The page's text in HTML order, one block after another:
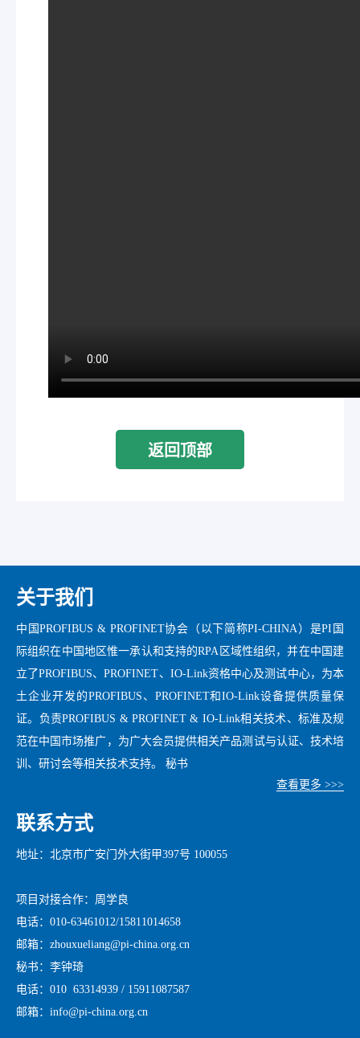
返回顶部
关于我们
中国PROFIBUS & PROFINET协会（以下简称PI-CHINA）是PI国
际组织在中国地区惟一承认和支持的RPA区域性组织，并在中国建
立了PROFIBUS、PROFINET、IO-Link资格中心及测试中心，为本
土企业开发的PROFIBUS、PROFINET和IO-Link设备提供质量保
证。负责PROFIBUS & PROFINET & IO-Link相关技术、标准及规
范在中国市场推广，为广大会员提供相关产品测试与认证、技术培
训、研讨会等相关技术支持。 秘书
查看更多 >>>
联系方式
地址：北京市广安门外大街甲397号 100055
项目对接合作：周学良
电话：010-63461012/15811014658
邮箱：zhouxueliang@pi-china.org.cn
秘书：李钟琦
电话：010 63314939 / 15911087587
邮箱：info@pi-china.org.cn